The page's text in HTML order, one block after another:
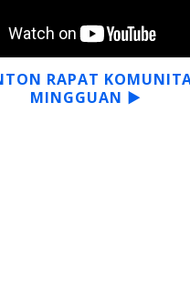
RAPAT
MINGGUAN ▶